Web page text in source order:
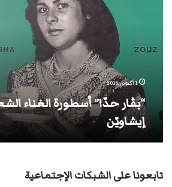
بلاد
إيشاويّن
1 أكتوبر، 2016
“بڤار حدّا” أسطورة الغناء
إيشاويّن
تابعونا على الشبكات الإجتماعية